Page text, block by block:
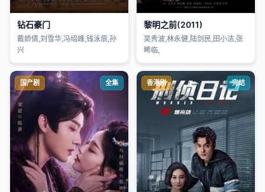
钻石豪门
戴娇倩,刘雪华,冯绍峰,钱泳辰,孙
兴
黎明之前(2011)
吴秀波,林永健,陆剑民,田小洁,张
晞临,
国产剧 全集 香港剧 完结